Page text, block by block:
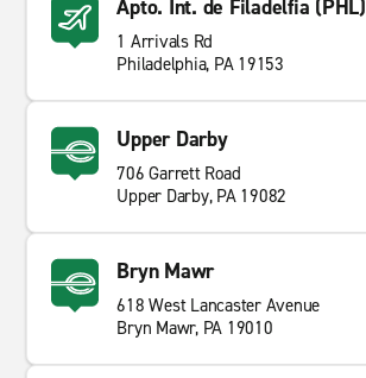
Apto. Int. de Filadelfia (PHL)
1 Arrivals Rd
Philadelphia, PA 19153
Upper Darby
706 Garrett Road
Upper Darby, PA 19082
Bryn Mawr
618 West Lancaster Avenue
Bryn Mawr, PA 19010